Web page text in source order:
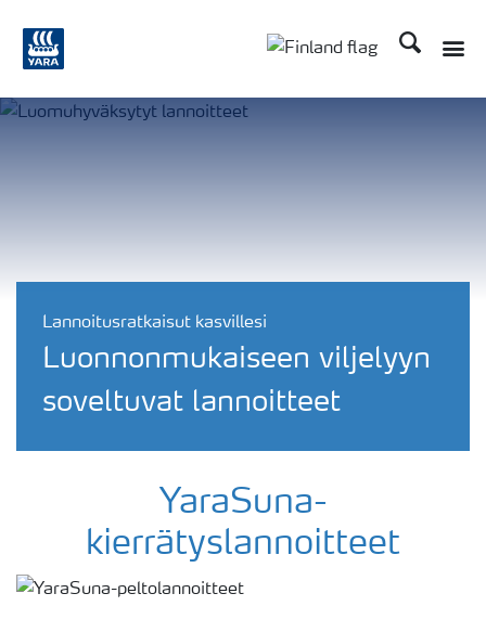
Etsi
Lannoitusratkaisut kasvillesi
Luonnonmukaiseen viljelyyn
soveltuvat lannoitteet
YaraSuna-
kierrätyslannoitteet